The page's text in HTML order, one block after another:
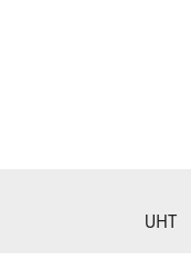
UHT